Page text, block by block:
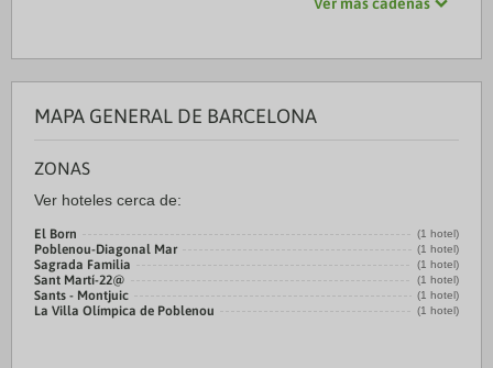
MAPA GENERAL DE BARCELONA
ZONAS
Ver hoteles cerca de:
El Born (1 hotel)
Poblenou-Diagonal Mar (1 hotel)
Sagrada Familia (1 hotel)
Sant Martí-22@ (1 hotel)
Sants - Montjuic (1 hotel)
La Villa Olímpica de Poblenou (1 hotel)